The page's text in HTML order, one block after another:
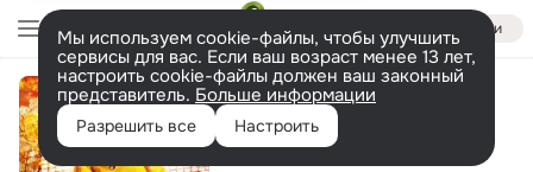
Войти
Мы используем cookie-файлы, чтобы улучшить
сервисы для вас. Если ваш возраст менее 13 лет,
настроить cookie-файлы должен ваш законный
представитель. Больше информации
Разрешить все Настроить
Body Move